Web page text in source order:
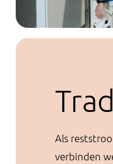
Als
verbinden